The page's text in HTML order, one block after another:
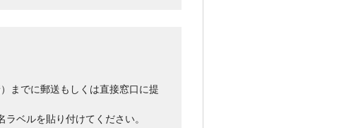
までに郵送もしくは直接窓口に提
ラベルを貼り付けてください。